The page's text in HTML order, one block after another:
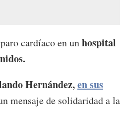
cardíaco en unhospital
Hernández,en sus
mensaje de solidaridad a la